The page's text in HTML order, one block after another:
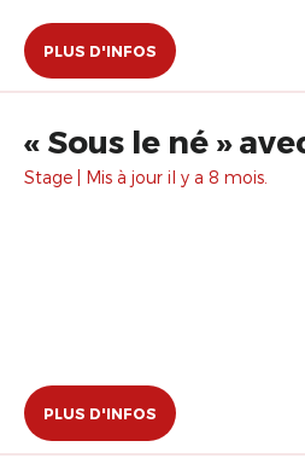
PLUS D'INFOS
« Sous le né »
Stage | Mis à jour il y a 8 mois.
PLUS D'INFOS